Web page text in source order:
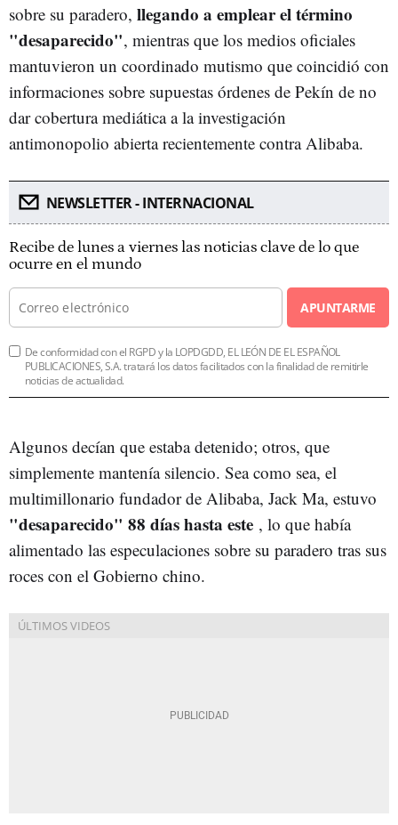
sobre su paradero, llegando a emplear el término
"desaparecido", mientras que los medios oficiales
mantuvieron un coordinado mutismo que coincidió con
informaciones sobre supuestas órdenes de Pekín de no
dar cobertura mediática a la investigación
antimonopolio abierta recientemente contra Alibaba.
NEWSLETTER - INTERNACIONAL
Recibe de lunes a viernes las noticias clave de lo que
ocurre en el mundo
APUNTARME
De conformidad con el RGPD y la LOPDGDD, EL LEÓN DE EL ESPAÑOL
PUBLICACIONES, S.A. tratará los datos facilitados con la finalidad de remitirle
noticias de actualidad.
Algunos decían que estaba detenido; otros, que
simplemente mantenía silencio. Sea como sea, el
multimillonario fundador de Alibaba, Jack Ma, estuvo
"desaparecido" 88 días hasta este , lo que había
alimentado las especulaciones sobre su paradero tras sus
roces con el Gobierno chino.